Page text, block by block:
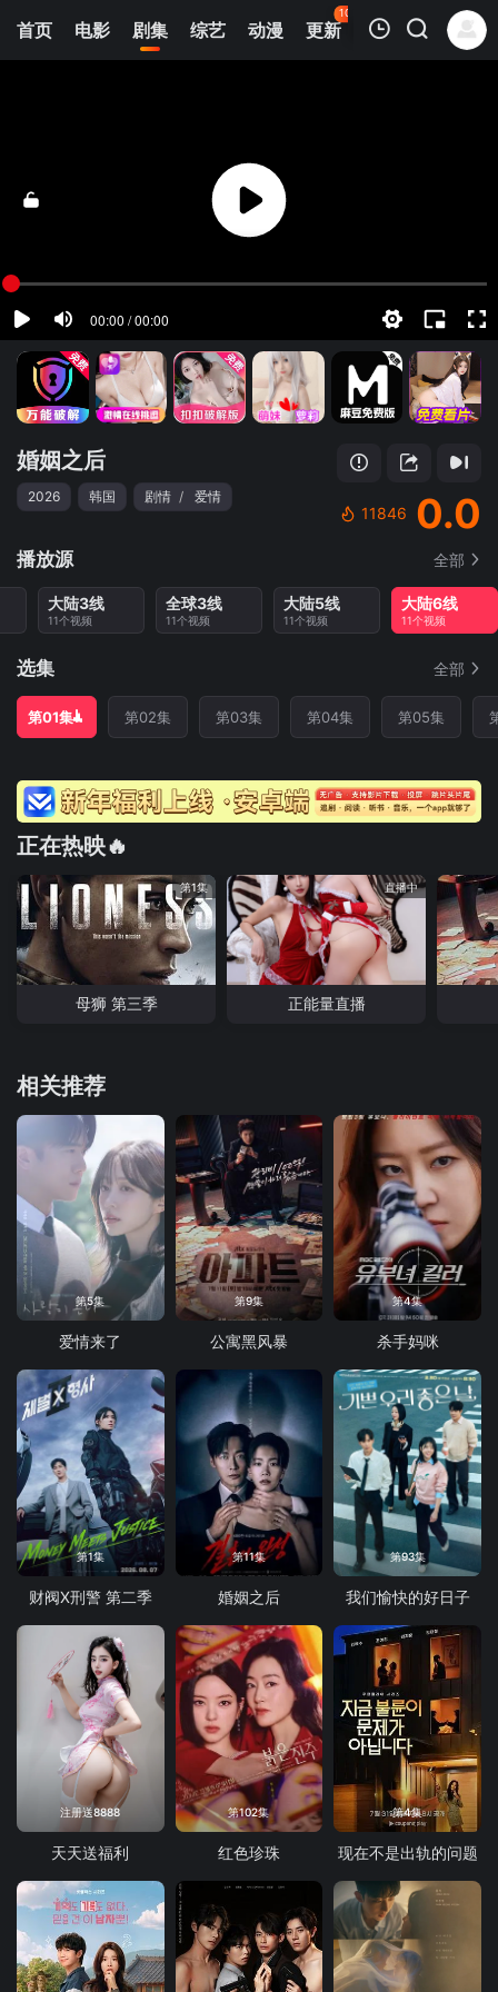
首页 电影 剧集 综艺 动漫 更新
106
热榜 APP
清空
婚姻之后
2026 韩国 剧情 / 爱情
11846 0.0
播放源 全部
大陆3线
11个视频
全球3线
11个视频
大陆5线
11个视频
大陆6线
11个视频
选集 全部
第01集 第02集 第03集 第04集 第05集
正在热映🔥
第1集
母狮 第三季
直播中
正能量直播
相关推荐
第5集
爱情来了
第9集
公寓黑风暴
第4集
杀手妈咪
第1集
财阀X刑警 第二季
第11集
婚姻之后
第93集
我们愉快的好日子
注册送8888
天天送福利
第102集
红色珍珠
第4集
现在不是出轨的问题